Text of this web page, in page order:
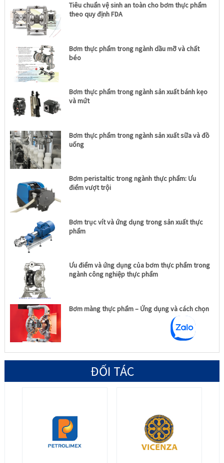
Tiêu chuẩn vệ sinh an toàn cho bơm thực phẩm
theo quy định FDA
Bơm thực phẩm trong ngành dầu mỡ và chất
béo
Bơm thực phẩm trong ngành sản xuất bánh kẹo
và mứt
Bơm thực phẩm trong ngành sản xuất sữa và đồ
uống
Bơm peristaltic trong ngành thực phẩm: Ưu
điểm vượt trội
Bơm trục vít và ứng dụng trong sản xuất thực
phẩm
Ưu điểm và ứng dụng của bơm thực phẩm trong
ngành công nghiệp thực phẩm
Bơm màng thực phẩm – Ứng dụng và cách chọn
ĐỐI TÁC